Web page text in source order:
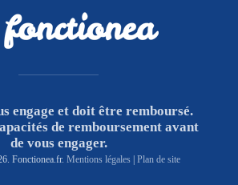
engage et doit être remboursé.
de remboursement avant
de vous engager.
Fonctionea.fr. Mentions légales| Plan de site